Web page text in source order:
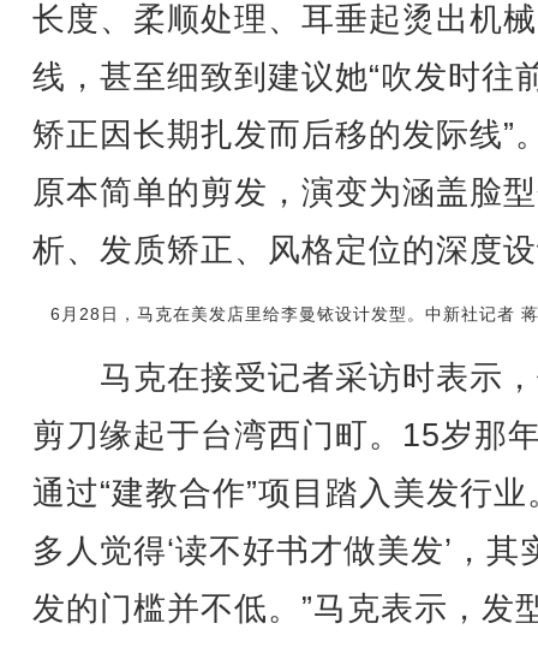
长度、柔顺处理、耳垂起烫出机
线，甚至细致到建议她“吹发时往
矫正因长期扎发而后移的发际线”
原本简单的剪发，演变为涵盖脸
析、发质矫正、风格定位的深度
6月28日，马克在美发店里给李曼铱设计发型。中新社记者
马克在接受记者采访时表示
剪刀缘起于台湾西门町。15岁那
通过“建教合作”项目踏入美发行业
多人觉得‘读不好书才做美发’，其
发的门槛并不低。”马克表示，发